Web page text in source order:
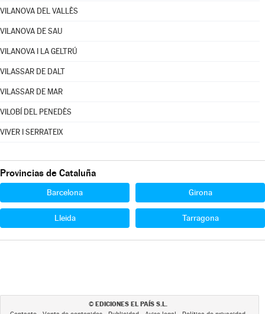
VILANOVA DEL VALLÈS
VILANOVA DE SAU
VILANOVA I LA GELTRÚ
VILASSAR DE DALT
VILASSAR DE MAR
VILOBÍ DEL PENEDÈS
VIVER I SERRATEIX
Provincias de Cataluña
Barcelona Girona
Lleida Tarragona
© EDICIONES EL PAÍS S.L.